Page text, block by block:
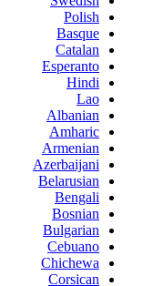
Polish
Basque
Catalan
Esperanto
Hindi
Lao
Albanian
Amharic
Armenian
Azerbaijani
Belarusian
Bengali
Bosnian
Bulgarian
Cebuano
Chichewa
Corsican